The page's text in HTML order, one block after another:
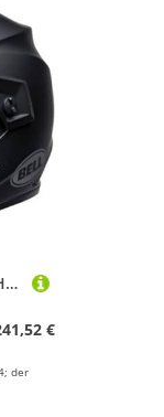
Bell - MX-9 Adventure MIPS, Helme, Motocross, Matt Schwarz, XL
€
der